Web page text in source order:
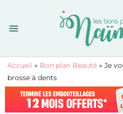
Accueil » Bon plan Beauté » Je
brosse à dents